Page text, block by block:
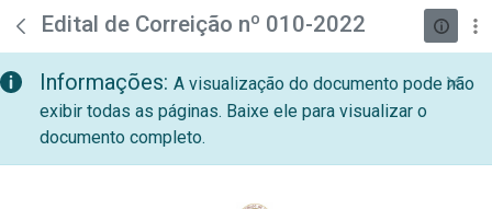
Pular para o Conteúdo principal
teste descricao
Edital de Correição nº 010-2022
Informações: A visualização do documento pode não
exibir todas as páginas. Baixe ele para visualizar o
documento completo.